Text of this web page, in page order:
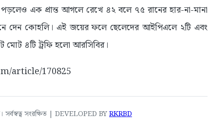
এক প্রান্ত আগলে রেখে ৪২ বলে ৭৫ রানের হার-না-মানা
দেন কোহলি। এই জয়ের ফলে ছেলেদের আইপিএলে ২টি এবং
মোট ৪টি ট্রফি হলো আরসিবির।
article/170825
সংরক্ষিত | DEVELOPED BYRKRBD